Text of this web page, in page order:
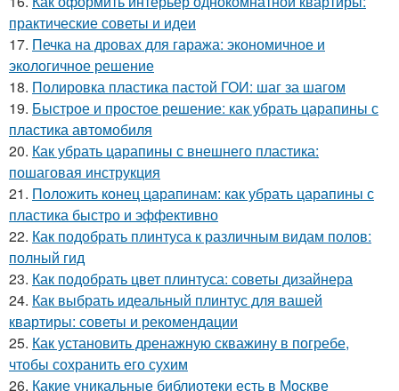
практические советы и идеи
17. Печка на дровах для гаража: экономичное и
экологичное решение
18. Полировка пластика пастой ГОИ: шаг за шагом
19. Быстрое и простое решение: как убрать царапины с
пластика автомобиля
20. Как убрать царапины с внешнего пластика:
пошаговая инструкция
21. Положить конец царапинам: как убрать царапины с
пластика быстро и эффективно
22. Как подобрать плинтуса к различным видам полов:
полный гид
23. Как подобрать цвет плинтуса: советы дизайнера
24. Как выбрать идеальный плинтус для вашей
квартиры: советы и рекомендации
25. Как установить дренажную скважину в погребе,
чтобы сохранить его сухим
26. Какие уникальные библиотеки есть в Москве